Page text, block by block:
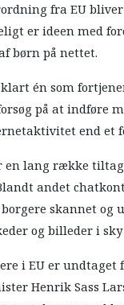
fra EU
er ideen med
børn på nettet.
én som
på at indføre
end et
en lang række
andet
skannet og
og billeder i
i EU er undtaget
Henrik Sass